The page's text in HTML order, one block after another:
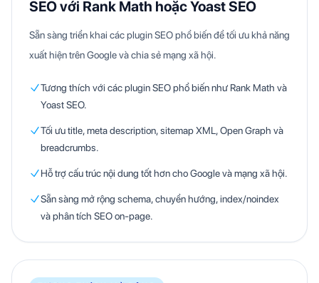
SEO với Rank Math hoặc Yoast SEO
Sẵn sàng triển khai các plugin SEO phổ biến để tối ưu khả năng
xuất hiện trên Google và chia sẻ mạng xã hội.
Tương thích với các plugin SEO phổ biến như Rank Math và
Yoast SEO.
Tối ưu title, meta description, sitemap XML, Open Graph và
breadcrumbs.
Hỗ trợ cấu trúc nội dung tốt hơn cho Google và mạng xã hội.
Sẵn sàng mở rộng schema, chuyển hướng, index/noindex
và phân tích SEO on-page.